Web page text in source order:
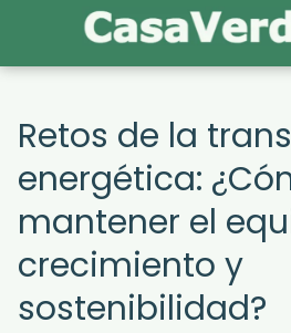
Retos de la
energética:
mantener el
crecimiento y
sostenibilidad?